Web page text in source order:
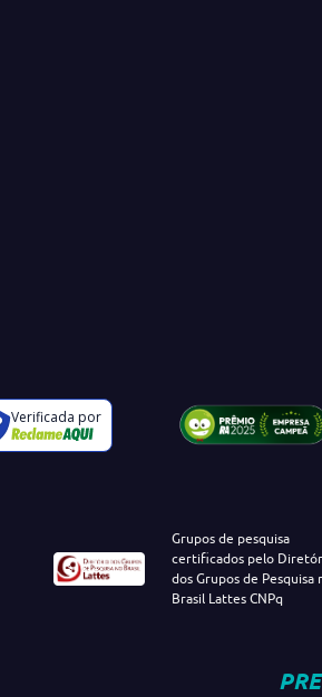
Verificada por
Grupos de pesquisa
certificados pelo
dos Grupos de Pesquisa
Brasil Lattes CNPq